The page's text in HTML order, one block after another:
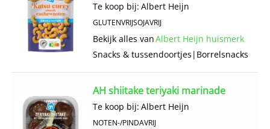
Te koop bij: Albert Heijn
GLUTENVRIJSOJAVRIJ
Bekijk alles vanAlbert Heijn huismerk
Snacks & tussendoortjes | Borrelsnacks
AH shiitake teriyaki marinade
Te koop bij: Albert Heijn
NOTEN-/PINDAVRIJ